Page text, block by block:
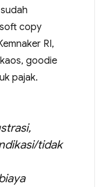
copy
RI,
goodie
pajak.
tidak